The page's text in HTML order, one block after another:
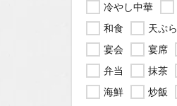
冷やし中華
和食
天ぷら
宴会
宴席
弁当
抹茶
海鮮
炒飯